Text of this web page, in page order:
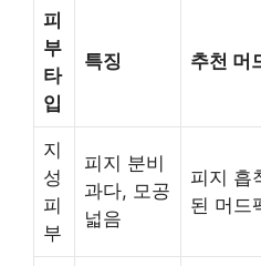
피
부
타
입
특징 추천 머
지
성
피
부
피지 분비
과다, 모공
넓음
피지 흡
된 머드